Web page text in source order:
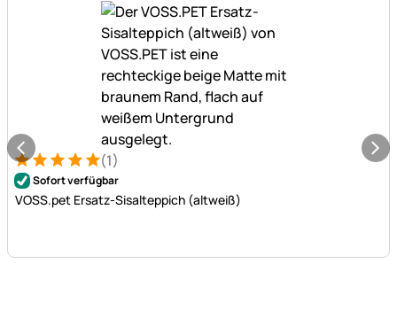
Bewertung: 5 von 5 (1 Bewertungen)
1 Bewertung (1)
Sofort verfügbar
VOSS.pet Ersatz-Sisalteppich (altweiß)